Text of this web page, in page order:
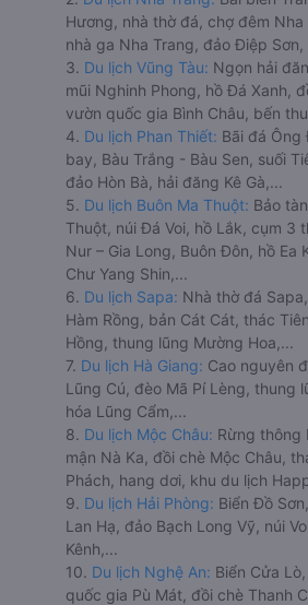
Hương, nhà thờ đá, chợ đêm Nha
nhà ga Nha Trang, đảo Điệp
3. Du lịch Vũng Tàu: Ngọn hải
mũi Nghinh Phong, hồ Đá Xanh,
vườn quốc gia Bình Châu, bến
4. Du lịch Phan Thiết: Bãi đá Ông
bay, Bàu Trắng - Bàu Sen, suối
đảo Hòn Bà, hải đăng Kê Gà,...
5. Du lịch Buôn Ma Thuột: Bảo
Thuột, núi Đá Voi, hồ Lắk, cụm 3
Nur – Gia Long, Buôn Đôn, hồ Ea
Chư Yang Shin,...
6. Du lịch Sapa: Nhà thờ đá
Hàm Rồng, bản Cát Cát, thác
Hồng, thung lũng Mường Hoa,...
7. Du lịch Hà Giang: Cao nguyên
Lũng Cú, đèo Mã Pí Lèng, thung
hóa Lũng Cẩm,...
8. Du lịch Mộc Châu: Rừng thông
mận Nà Ka, đồi chè Mộc Châu,
Phách, hang dơi, khu du lịch
9. Du lịch Hải Phòng: Biển Đồ
Lan Hạ, đảo Bạch Long Vỹ, núi
Kênh,...
10. Du lịch Nghệ An: Biển Cửa
quốc gia Pù Mát, đồi chè Thanh